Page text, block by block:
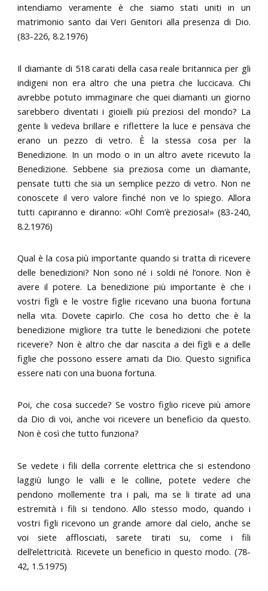
intendiamo veramente è che siamo stati uniti in un
matrimonio santo dai Veri Genitori alla presenza di Dio.
(83-226, 8.2.1976)
Il diamante di 518 carati della casa reale britannica per gli
indigeni non era altro che una pietra che luccicava. Chi
avrebbe potuto immaginare che quei diamanti un giorno
sarebbero diventati i gioielli più preziosi del mondo? La
gente li vedeva brillare e riflettere la luce e pensava che
erano un pezzo di vetro. È la stessa cosa per la
Benedizione. In un modo o in un altro avete ricevuto la
Benedizione. Sebbene sia preziosa come un diamante,
pensate tutti che sia un semplice pezzo di vetro. Non ne
conoscete il vero valore finché non ve lo spiego. Allora
tutti capiranno e diranno: «Oh! Com’è preziosa!» (83-240,
8.2.1976)
Qual è la cosa più importante quando si tratta di ricevere
delle benedizioni? Non sono né i soldi né l’onore. Non è
avere il potere. La benedizione più importante è che i
vostri figli e le vostre figlie ricevano una buona fortuna
nella vita. Dovete capirlo. Che cosa ho detto che è la
benedizione migliore tra tutte le benedizioni che potete
ricevere? Non è altro che dar nascita a dei figli e a delle
figlie che possono essere amati da Dio. Questo significa
essere nati con una buona fortuna.
Poi, che cosa succede? Se vostro figlio riceve più amore
da Dio di voi, anche voi ricevere un beneficio da questo.
Non è così che tutto funziona?
Se vedete i fili della corrente elettrica che si estendono
laggiù lungo le valli e le colline, potete vedere che
pendono mollemente tra i pali, ma se li tirate ad una
estremità i fili si tendono. Allo stesso modo, quando i
vostri figli ricevono un grande amore dal cielo, anche se
voi siete afflosciati, sarete tirati su, come i fili
dell’elettricità. Ricevete un beneficio in questo modo. (78-
42, 1.5.1975)